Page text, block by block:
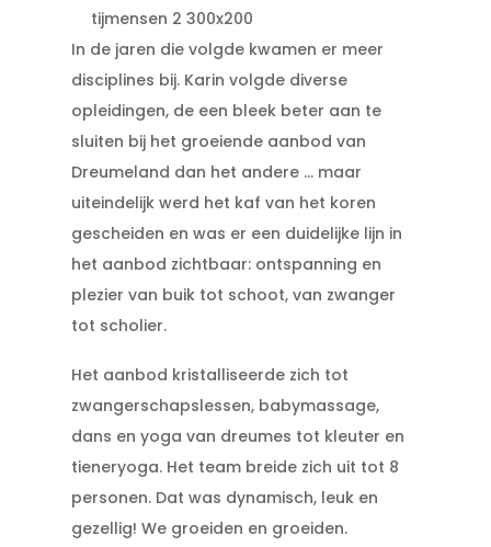
In de jaren die volgde kwamen er meer
disciplines bij. Karin volgde diverse
opleidingen, de een bleek beter aan te
sluiten bij het groeiende aanbod van
Dreumeland dan het andere … maar
uiteindelijk werd het kaf van het koren
gescheiden en was er een duidelijke lijn in
het aanbod zichtbaar: ontspanning en
plezier van buik tot schoot, van zwanger
tot scholier.
Het aanbod kristalliseerde zich tot
zwangerschapslessen, babymassage,
dans en yoga van dreumes tot kleuter en
tieneryoga. Het team breide zich uit tot 8
personen. Dat was dynamisch, leuk en
gezellig! We groeiden en groeiden.